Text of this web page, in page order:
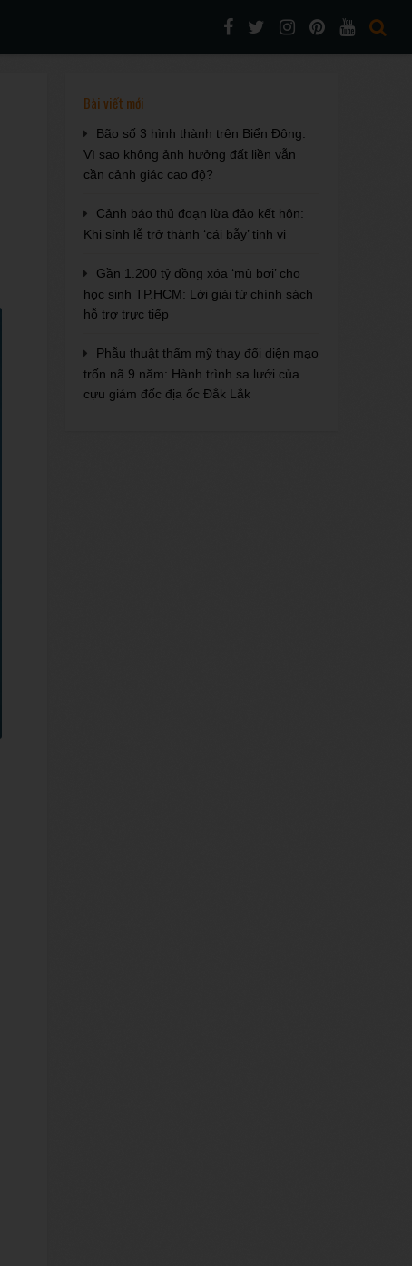
Bài viết mới
Bão số 3 hình thành trên Biển Đông:
Vì sao không ảnh hưởng đất liền vẫn
cần cảnh giác cao độ?
Cảnh báo thủ đoạn lừa đảo kết hôn:
Khi sính lễ trở thành ‘cái bẫy’ tinh vi
Gần 1.200 tỷ đồng xóa ‘mù bơi’ cho
học sinh TP.HCM: Lời giải từ chính sách
hỗ trợ trực tiếp
Phẫu thuật thẩm mỹ thay đổi diện mạo
trốn nã 9 năm: Hành trình sa lưới của
cựu giám đốc địa ốc Đắk Lắk